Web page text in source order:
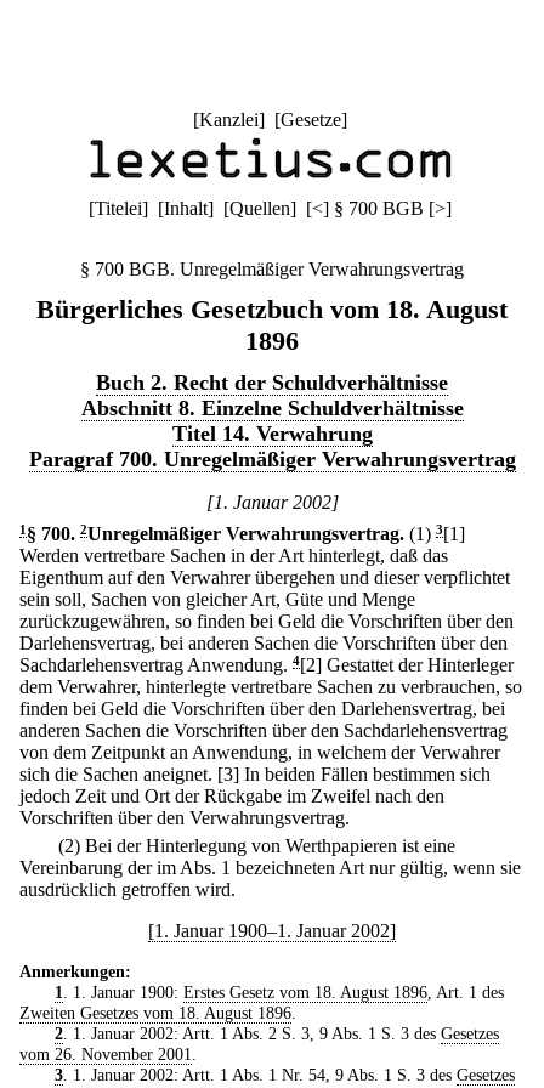
[Kanzlei] [Gesetze]
[Titelei] [Inhalt] [Quellen] [<] § 700 BGB [>]
§ 700 BGB. Unregelmäßiger Verwahrungsvertrag
Bürgerliches Gesetzbuch vom 18. August
1896
Buch 2. Recht der Schuldverhältnisse
Abschnitt 8. Einzelne Schuldverhältnisse
Titel 14. Verwahrung
Paragraf 700. Unregelmäßiger Verwahrungsvertrag
[1. Januar 2002]
1 § 700. 2Unregelmäßiger Verwahrungsvertrag. (1) 3[1]
Werden vertretbare Sachen in der Art hinterlegt, daß das
Eigenthum auf den Verwahrer übergehen und dieser verpflichtet
sein soll, Sachen von gleicher Art, Güte und Menge
zurückzugewähren, so finden bei Geld die Vorschriften über den
Darlehensvertrag, bei anderen Sachen die Vorschriften über den
Sachdarlehensvertrag Anwendung. 4[2] Gestattet der Hinterleger
dem Verwahrer, hinterlegte vertretbare Sachen zu verbrauchen, so
finden bei Geld die Vorschriften über den Darlehensvertrag, bei
anderen Sachen die Vorschriften über den Sachdarlehensvertrag
von dem Zeitpunkt an Anwendung, in welchem der Verwahrer
sich die Sachen aneignet. [3] In beiden Fällen bestimmen sich
jedoch Zeit und Ort der Rückgabe im Zweifel nach den
Vorschriften über den Verwahrungsvertrag.
(2) Bei der Hinterlegung von Werthpapieren ist eine
Vereinbarung der im Abs. 1 bezeichneten Art nur gültig, wenn sie
ausdrücklich getroffen wird.
[1. Januar 1900–1. Januar 2002]
Anmerkungen:
1. 1. Januar 1900: Erstes Gesetz vom 18. August 1896, Art. 1 des
Zweiten Gesetzes vom 18. August 1896.
2. 1. Januar 2002: Artt. 1 Abs. 2 S. 3, 9 Abs. 1 S. 3 des Gesetzes
vom 26. November 2001.
3. 1. Januar 2002: Artt. 1 Abs. 1 Nr. 54, 9 Abs. 1 S. 3 des Gesetzes